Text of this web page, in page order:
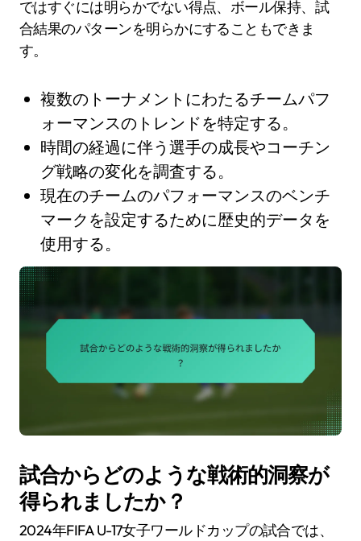
ではすぐには明らかでない得点、ボール保持、試
合結果のパターンを明らかにすることもできま
す。
複数のトーナメントにわたるチームパフ
ォーマンスのトレンドを特定する。
時間の経過に伴う選手の成長やコーチン
グ戦略の変化を調査する。
現在のチームのパフォーマンスのベンチ
マークを設定するために歴史的データを
使用する。
試合からどのような戦術的洞察が
得られましたか？
2024年FIFA U-17女子ワールドカップの試合では、